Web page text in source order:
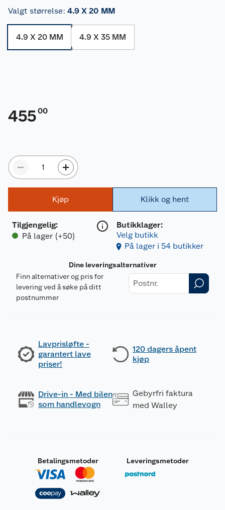
Valgt størrelse: 4.9 X 20 MM
4.9 X 20 MM 4.9 X 35 MM
45500
Kjøp
Tilgjengelig:
På lager (+50)
Klikk og hent
Butikklager:
Velg butikk
På lager i 54 butikker
Dine leveringsalternativer
Finn alternativer og pris for
levering ved å søke på ditt
postnummer
Lavprisløfte -
garantert lave
priser!
120 dagers åpent
kjøp
Drive-in - Med bilen
som handlevogn
Gebyrfri faktura
med Walley
Betalingsmetoder Leveringsmetoder